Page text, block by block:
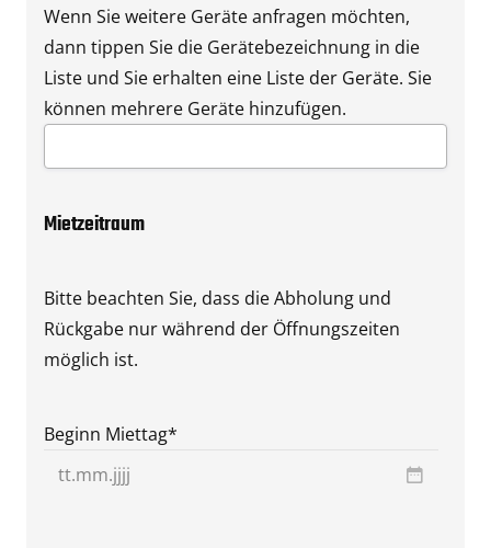
Wenn Sie weitere Geräte anfragen möchten,
dann tippen Sie die Gerätebezeichnung in die
Liste und Sie erhalten eine Liste der Geräte. Sie
können mehrere Geräte hinzufügen.
Mietzeitraum
Bitte beachten Sie, dass die Abholung und
Rückgabe nur während der Öffnungszeiten
möglich ist.
Beginn Miettag*
TT